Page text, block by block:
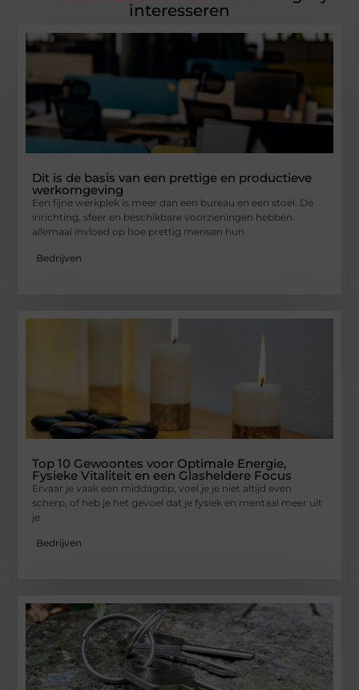
interesseren
Dit is de basis van een prettige en productieve
werkomgeving
Een fijne werkplek is meer dan een bureau en een stoel. De
inrichting, sfeer en beschikbare voorzieningen hebben
allemaal invloed op hoe prettig mensen hun
Bedrijven
Top 10 Gewoontes voor Optimale Energie,
Fysieke Vitaliteit en een Glasheldere Focus
Ervaar je vaak een middagdip, voel je je niet altijd even
scherp, of heb je het gevoel dat je fysiek en mentaal meer uit
je
Bedrijven